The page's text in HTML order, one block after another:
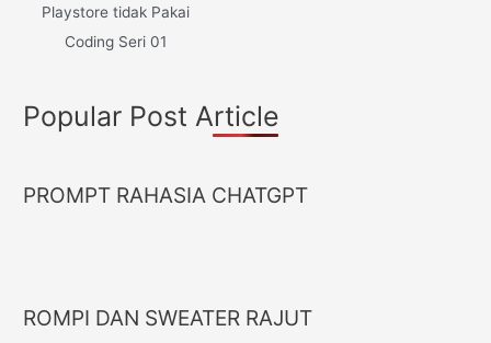
Playstore tidak Pakai
Coding Seri 01
Popular Post Article
PROMPT RAHASIA CHATGPT
ROMPI DAN SWEATER RAJUT